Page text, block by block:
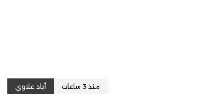
منذ 3 ساعات أياد علاوي